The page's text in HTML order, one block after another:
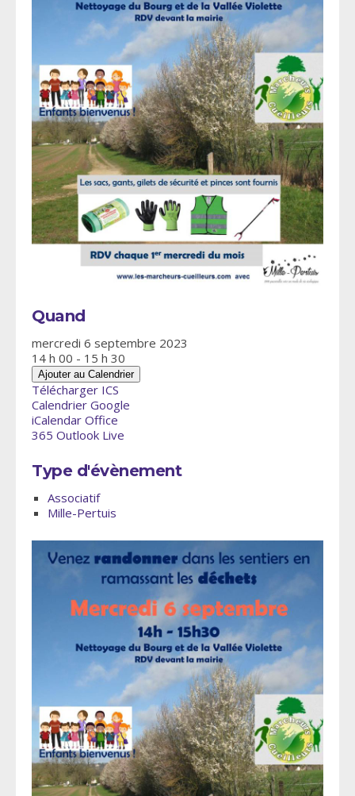
Quand
mercredi 6 septembre 2023
14 h 00 - 15 h 30
Ajouter au Calendrier
Télécharger ICS
Calendrier Google
iCalendar Office
365 Outlook Live
Type d'évènement
Associatif
Mille-Pertuis